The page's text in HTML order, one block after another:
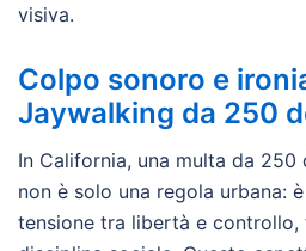
visiva.
Colpo sonoro e
Jaywalking da 250
In California, una multa da
non è solo una regola urbana:
tensione tra libertà e